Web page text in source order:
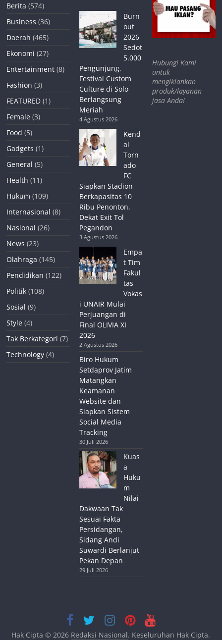
Berita (574)
Business (36)
Daerah (465)
Ekonomi (27)
Entertainment (8)
Fashion (3)
FEATURED (1)
Female (3)
Food (5)
Gadgets (1)
General (5)
Health (11)
Hukum (109)
Internasional (8)
Nasional (26)
News (23)
Olahraga (145)
Pendidikan (122)
Politik (108)
Sosial (9)
Style (4)
Tak Berkategori (7)
Technology (4)
Burn
out
2026
Sedot
5.000
Pengunjung,
Festival Custom
Culture di Solo
Berlangsung
Meriah
4 Agustus 2026
Kend
al
Torn
ado
FC
Siapkan Stadion
Berkapasitas 10
Ribu Penonton,
Dekat Exit Tol
Pegandon
3 Agustus 2026
Empa
t Tim
Fakul
tas
Vokas
i UNAIR Mulai
Perjuangan di
Final OLIVIA XI
2026
2 Agustus 2026
Biro Hukum
Setdaprov Jatim
Matangkan
Keamanan
Website dan
Siapkan Sistem
Social Media
Tracking
30 Juli 2026
Kuas
a
Huku
m
Nilai
Dakwaan Tak
Sesuai Fakta
Persidangan,
Sidang Andi
Suwardi Berlanjut
Pekan Depan
29 Juli 2026
Hubungi Kami
untuk
mengiklankan
produk/layanan
jasa Anda!
Hak Cipta © 2026 Redaksi Nasional. Keseluruhan Hak Cipta.